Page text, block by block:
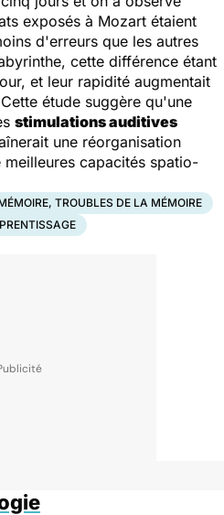
exposés à Mozart étaient
d'erreurs que les autres
cette différence étant
et leur rapidité augmentait
étude suggère qu'une
stimulations auditives
une réorganisation
capacités spatio-
TROUBLES DE LA MÉMOIRE